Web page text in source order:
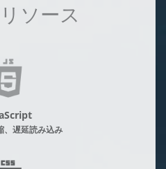
ソース
、遅延読み込み